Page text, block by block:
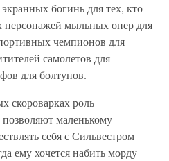
богинь для тех, кто
мыльных опер для
чемпионов для
самолетов для
для болтунов.
скороварках роль
маленькому
себя с Сильвестром
ему хочется набить морду